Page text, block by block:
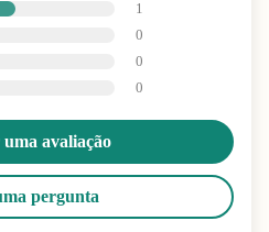
1
0
0
0
avaliação
pergunta